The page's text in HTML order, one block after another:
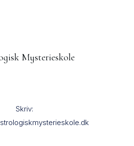
Mysterieskole
Skriv: